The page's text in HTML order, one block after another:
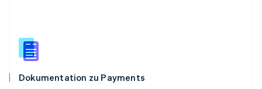
Dokumentation zu Payments
English
Spanien
Thailand